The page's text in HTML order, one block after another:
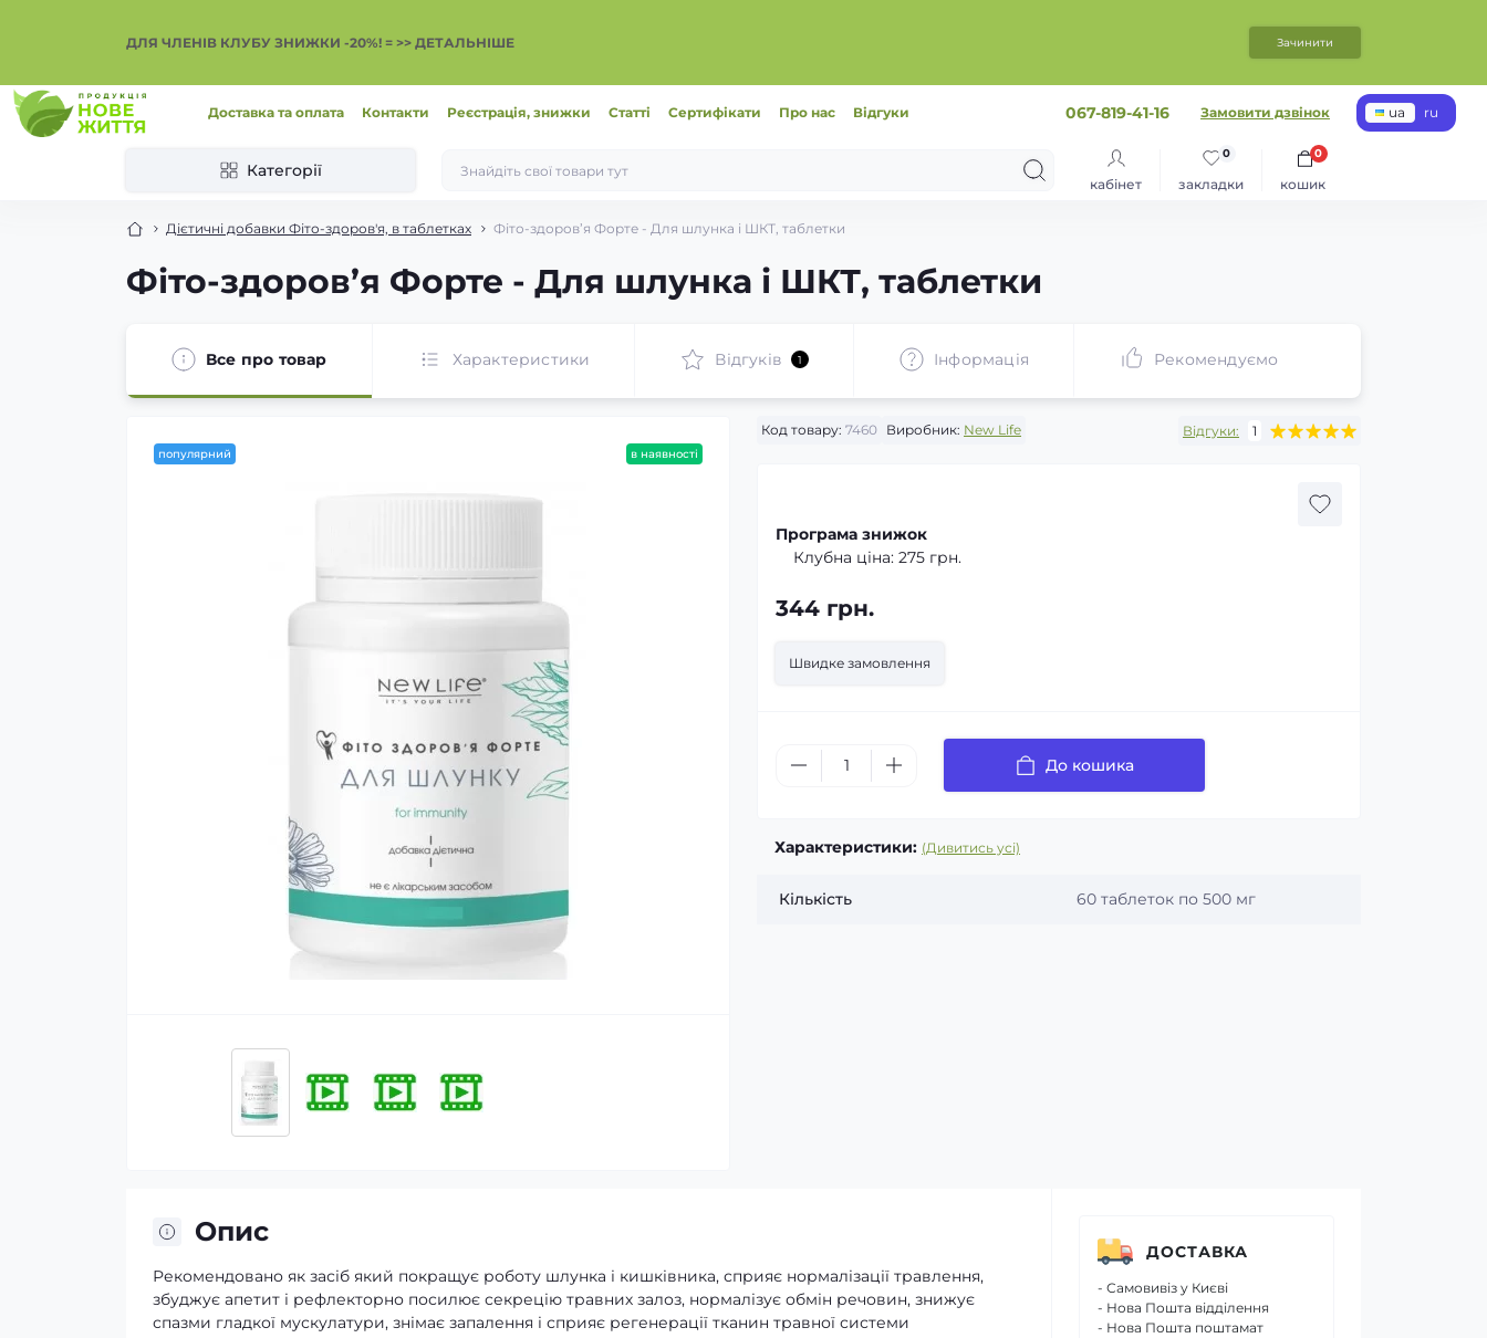
ДЛЯ ЧЛЕНІВ КЛУБУ ЗНИЖКИ -20%! = >> ДЕТАЛЬНІШЕ Зачинити
Доставка та оплата Контакти Реєстрація, знижки Статті Сертифікати Про нас Відгуки 067-819-41-16 Замовити дзвінок ua ru
Категорії
кабінет закладки
0
кошик
0
Дієтичні добавки Фіто-здоров'я, в таблетках Фіто-здоров’я Форте - Для шлунка і ШКТ, таблетки
Фіто-здоров’я Форте - Для шлунка і ШКТ, таблетки
Все про товар Характеристики Відгуків 1 Інформація Рекомендуємо
популярний в наявності
Код товару: 7460 Виробник: New Life Відгуки: 1
Програма знижок
Клубна ціна: 275 грн.
344 грн.
Швидке замовлення
До кошика
Характеристики: (Дивитись усі)
Кількість 60 таблеток по 500 мг
Опис
Рекомендовано як засіб який покращує роботу шлунка і кишківника, сприяє нормалізації травлення,
збуджує апетит і рефлекторно посилює секрецію травних залоз, нормалізує обмін речовин, знижує
спазми гладкої мускулатури, знімає запалення і сприяє регенерації тканин травної системи
ДОСТАВКА
- Самовивіз у Києві
- Нова Пошта відділення
- Нова Пошта поштамат